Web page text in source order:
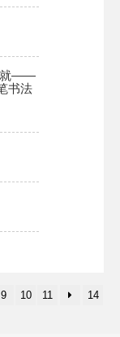
就——
书法
9 10 11 14